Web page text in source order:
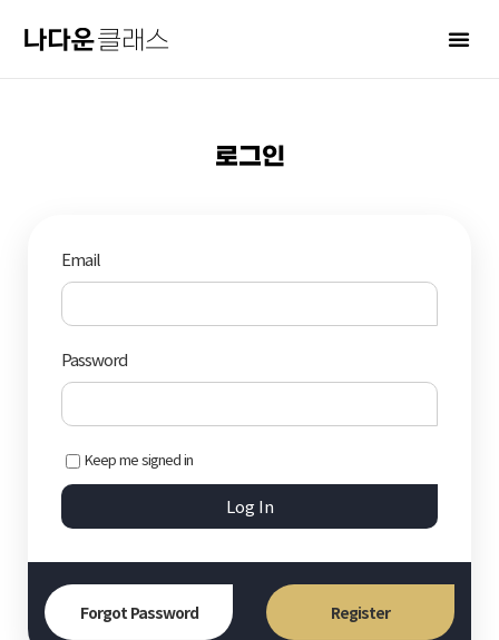
로그인
Email
Password
Keep me signed in
Log In
Forgot Password Register